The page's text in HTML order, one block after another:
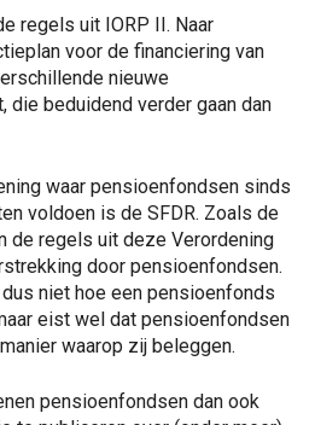
regels uit IORP II. Naar
voor de financiering van
nieuwe
die beduidend verder gaan dan
waar pensioenfondsen sinds
voldoen is de SFDR. Zoals de
de regels uit deze Verordening
door pensioenfondsen.
niet hoe een pensioenfonds
eist wel dat pensioenfondsen
waarop zij beleggen.
pensioenfondsen dan ook